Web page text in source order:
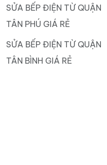
SỬA BẾP ĐIỆN TỪ QUẬN
TÂN PHÚ GIÁ RẺ
SỬA BẾP ĐIỆN TỪ QUẬN
TÂN BÌNH GIÁ RẺ